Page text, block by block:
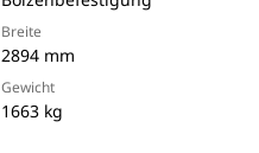
Breite
2894 mm
Gewicht
1663 kg